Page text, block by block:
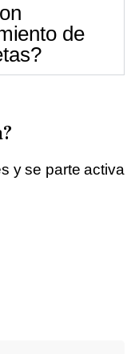
de
y se parte activa